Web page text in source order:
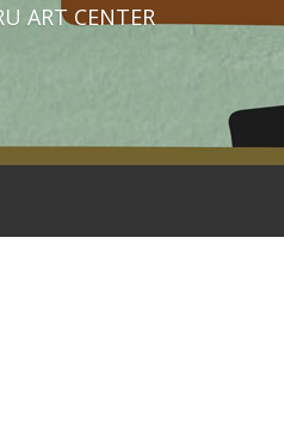
ART CENTER